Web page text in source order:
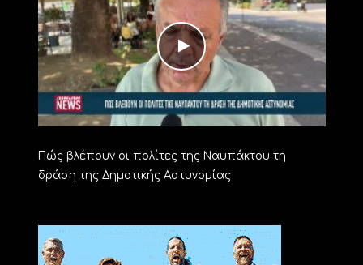
Πώς βλέπουν οι πολίτες της Ναυπάκτου τη
δράση της Δημοτικής Αστυνομίας